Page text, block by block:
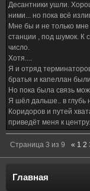
Десантники ушли.
ними... но пока всё
Мне бы и не только мне
станции , под шумок. К
число.
Хотя....
Я и отряд
братья и капеллан
Но пока была связь
Я шёл дальше.. в глубь
Коридоров и путей
приведёт меня к центру.
Страница 3 из 9 « 1 2
Главная